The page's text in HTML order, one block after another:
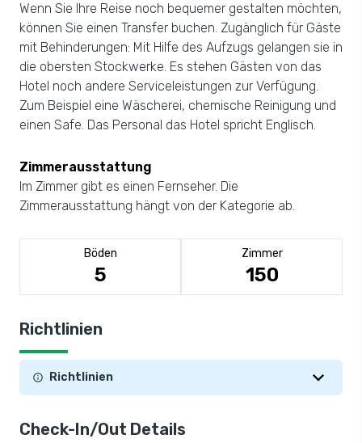
Wenn Sie Ihre Reise noch bequemer gestalten möchten,
können Sie einen Transfer buchen. Zugänglich für Gäste
mit Behinderungen: Mit Hilfe des Aufzugs gelangen sie in
die obersten Stockwerke. Es stehen Gästen von das
Hotel noch andere Serviceleistungen zur Verfügung.
Zum Beispiel eine Wäscherei, chemische Reinigung und
einen Safe. Das Personal das Hotel spricht Englisch.
Zimmerausstattung
Im Zimmer gibt es einen Fernseher. Die
Zimmerausstattung hängt von der Kategorie ab.
Böden
5
Zimmer
150
Richtlinien
Richtlinien
Check-In/Out Details